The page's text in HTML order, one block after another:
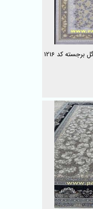
فروش مستقیم فرش 1200 شانه گل برجسته کد 1216